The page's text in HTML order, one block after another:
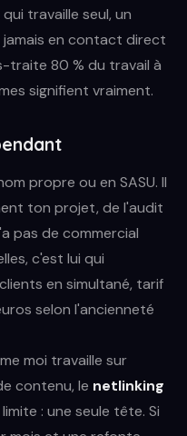
travaille seul, un
en contact direct
traite 80 % du travail à
signifient vraiment.
propre ou en SASU. Il
ton projet, de l'audit
pas de commercial
c'est lui qui
en simultané, tarif
selon l'ancienneté
moi travaille sur
contenu, le netlinking
: une seule tête. Si